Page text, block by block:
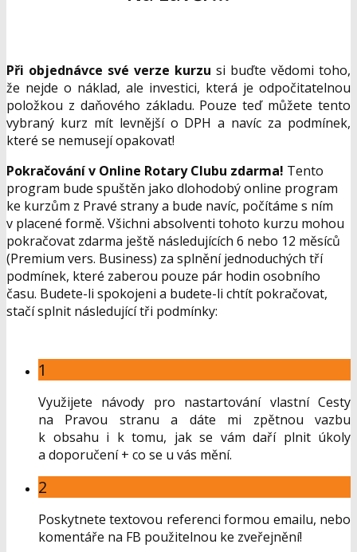
Při objednávce své verze kurzu si buďte vědomi toho,
že nejde o náklad, ale investici, která je odpočitatelnou
položkou z daňového základu. Pouze teď můžete tento
vybraný kurz mít levnější o DPH a navíc za podmínek,
které se nemusejí opakovat!
Pokračování v Online Rotary Clubu zdarma! Tento
program bude spuštěn jako dlohodobý online program
ke kurzům z Pravé strany a bude navíc, počítáme s ním
v placené formě. Všichni absolventi tohoto kurzu mohou
pokračovat zdarma ještě následujících 6 nebo 12 měsíců
(Premium vers. Business) za splnění jednoduchých tří
podmínek, které zaberou pouze pár hodin osobního
času. Budete-li spokojeni a budete-li chtít pokračovat,
stačí splnit následující tři podmínky:
1
Využijete návody pro nastartování vlastní Cesty
na Pravou stranu a dáte mi zpětnou vazbu
k obsahu i k tomu, jak se vám daří plnit úkoly
a doporučení + co se u vás mění.
2
Poskytnete textovou referenci formou emailu, nebo
komentáře na FB použitelnou ke zveřejnění!